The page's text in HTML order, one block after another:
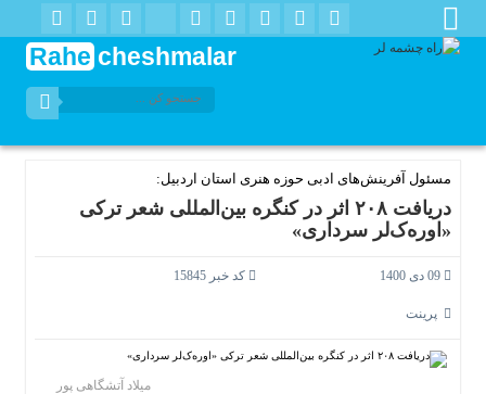
Rahe cheshmalar
مسئول آفرینش‌های ادبی حوزه هنری استان اردبیل:
دریافت ۲۰۸ اثر در کنگره بین‌المللی شعر ترکی
«اوره‌ک‌لر سرداری»
کد خبر 15845
پرینت
میلاد آتشگاهی پور